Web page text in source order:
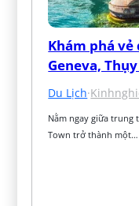
Khám phá
Geneva, Thụy
Du Lịch·
Nằm ngay giữa trung
Town trở thành một…